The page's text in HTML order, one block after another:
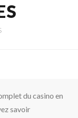
du casino en
savoir